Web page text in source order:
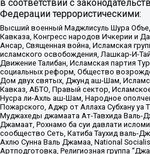
в соответствии с
Федерации террористическими:
Высший военный Маджлисуль Шура
Кавказа, Конгресс народов Ичкерии и
Ансар, Священная война, Исламская
исламского освобождения, Лашкар-И-
Движение Талибан, Исламская партия
социальных реформ, Общество
Дом двух святых, Джунд аш-Шам,
Кавказ, АБТО, Правый сектор,
Нусра ли-Ахль аш-Шам, Народное
Пожарского, Аджр от Аллаха Субхану уа
Муджахеды джамаата Ат-Тавхида Валь-
Джамаат, Рохнамо ба суи давлати
сообщество Сеть, Катиба Таухид валь-
Ахлю Сунна Валь Джамаа, National
Артподготовка, Религиозная группа